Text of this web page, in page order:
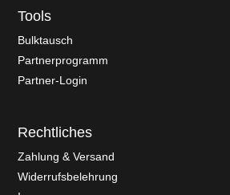
Tools
Bulktausch
Partnerprogramm
Partner-Login
Rechtliches
Zahlung & Versand
Widerrufsbelehrung